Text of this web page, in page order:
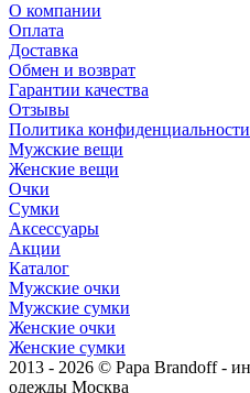
О компании
Оплата
Доставка
Обмен и возврат
Гарантии качества
Отзывы
Политика конфиденциальности
Мужские вещи
Женские вещи
Очки
Сумки
Аксессуары
Акции
Каталог
Мужские очки
Мужские сумки
Женские очки
Женские сумки
2013 - 2026 © Papa Brandoff -
одежды Москва